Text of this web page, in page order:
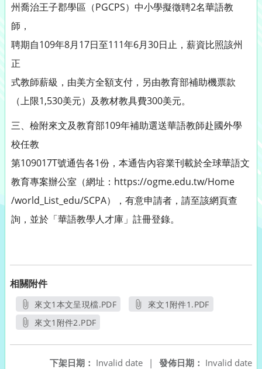
州喬治王子郡學區（PGCPS）中小學擬徵聘2名華語教
師，
聘期自109年8月17日至111年6月30日止，薪資比照該州
正
式教師薪級，由美方全額支付，另由教育部補助機票款
（上限1,530美元）及教材教具費300美元。
三、檢附來文及教育部109年補助選送華語教師赴國外學
校任教
第109017T號通告各1份，本通告內容業刊載於全球華語文
教育專案辦公室（網址：https://ogme.edu.tw/Home
/world_List_edu/SCPA），有意申請者，請至該網頁查
詢，並於「華語教學人才庫」註冊登錄。
相關附件
來文1本文呈現檔.PDF
另開新視窗
來文1附件1.PDF
來文1附件2.PDF
發佈日期： Invalid date
下架日期： Invalid date
|